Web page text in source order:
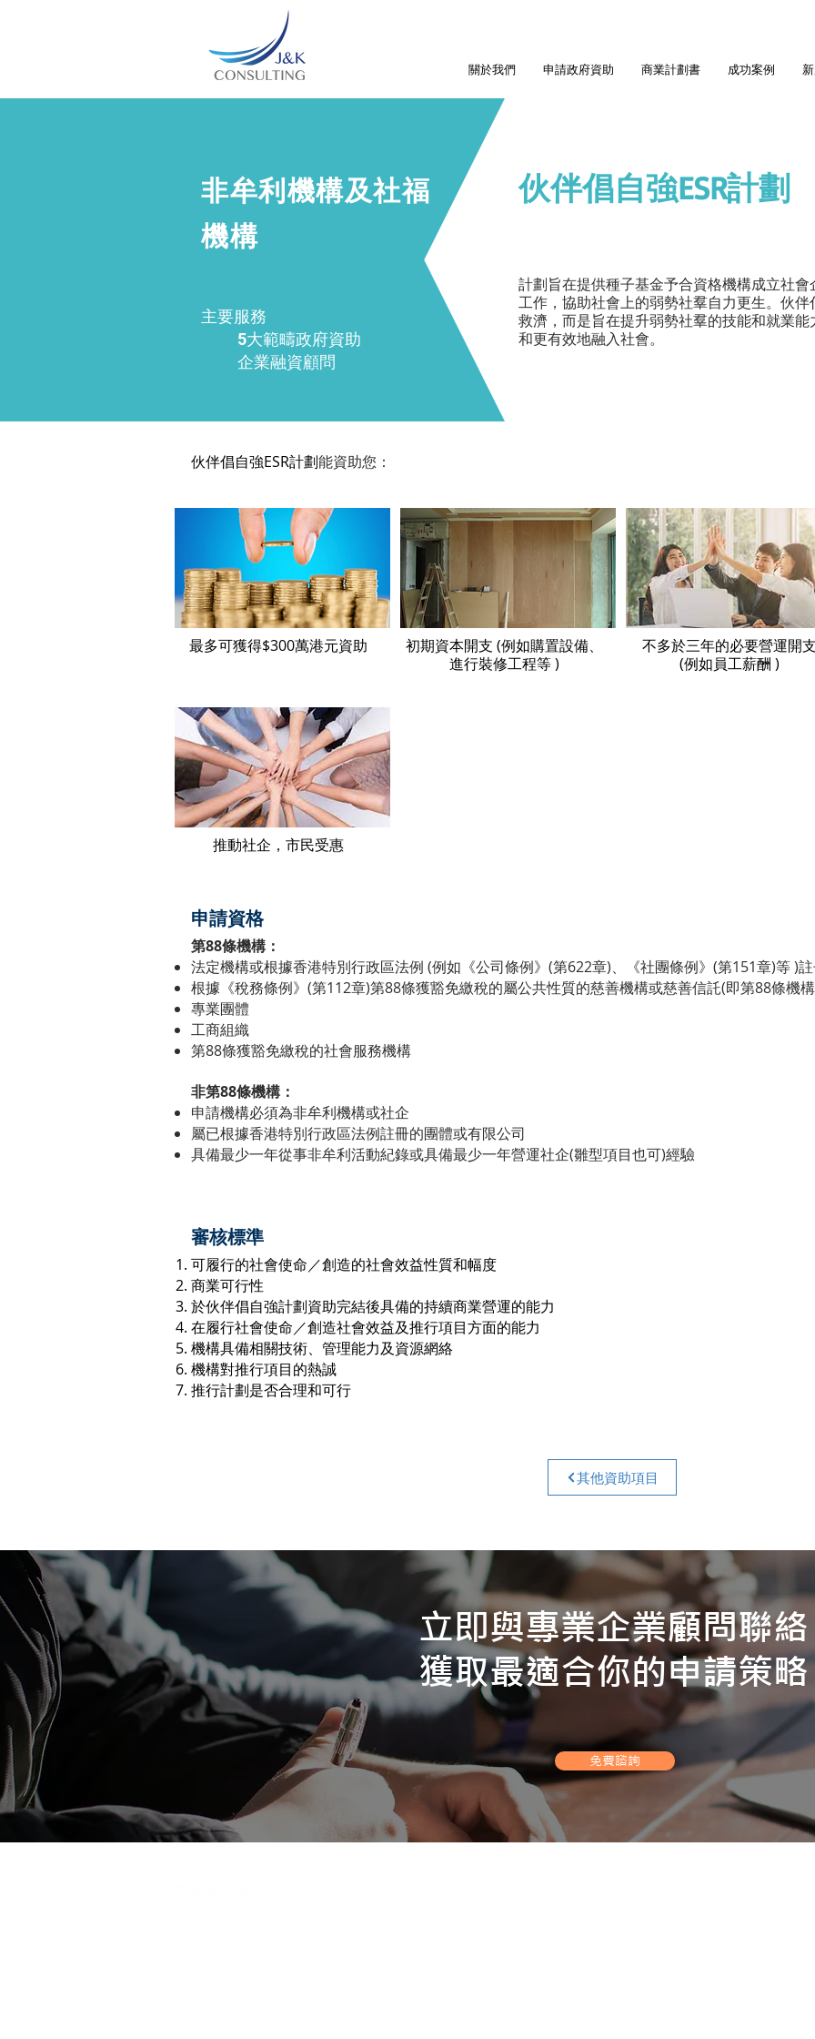
關於我們 申請政府資助 商業計劃書 成功案例
非牟利機構及社福
機構
主要服務
5大範疇政府資助
企業融資顧問
伙伴倡自強ESR計劃
計劃旨在提供種子基金予合資格機構成立社
工作，協助社會上的弱勢社羣自力更生。伙
救濟，而是旨在提升弱勢社羣的技能和就業
和更有效地融入社會。
伙伴倡自強ESR計劃能資助您：
最多可獲得$300萬港元資助
初期資本開支 (例如購置設備、
進行裝修工程等 )
不多於三年的必要營運開
(例如員工薪酬 )
​推動社企，市民受惠
​申請資格
第88條機構：
法定機構或根據香港特別行政區法例 (例如《公司條例》(第622章)、《社團條例》(第151章)等 )
根據《稅務條例》(第112章)第88條獲豁免繳稅的屬公共性質的慈善機構或慈善信託(即第88條機
專業團體
工商組織
第88條獲豁免繳稅的社會服務機構
非第88條機構：
申請機構必須為非牟利機構或社企
屬已根據香港特別行政區法例註冊的團體或有限公司
具備最少一年從事非牟利活動紀錄或具備最少一年營運社企(雛型項目也可)經驗
審核標準
可履行的社會使命／創造的社會效益性質和幅度
商業可行性
於伙伴倡自強計劃資助完結後具備的持續商業營運的能力
在履行社會使命／創造社會效益及推行項目方面的能力
機構具備相關技術、管理能力及資源網絡
機構對推行項目的熱誠
推行計劃是否合理和可行
其他資助項目
立即與專業企業顧問聯絡
獲取最適合你的申請策略
免費諮詢